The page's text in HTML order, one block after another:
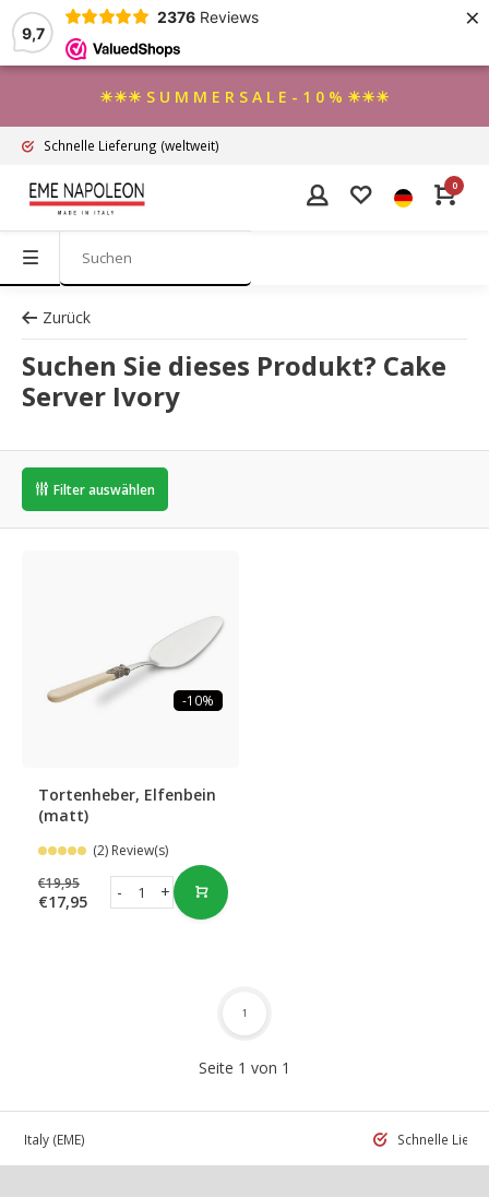
9,7
2376 Reviews ×
☀☀☀ S U M M E R S A L E - 1 0 % ☀☀☀
Schnelle Lieferung (weltweit)
0
Zurück
Suchen Sie dieses Produkt? Cake
Server Ivory
Filter auswählen
-10%
Tortenheber, Elfenbein
(matt)
(2) Review(s)
€19,95
€17,95 +
-
Seite 1 von 1
1
in Italy (EME) Schnelle